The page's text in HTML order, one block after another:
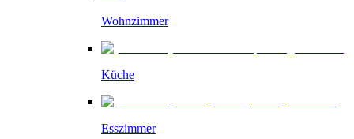
Wohnzimmer
Küche
Esszimmer